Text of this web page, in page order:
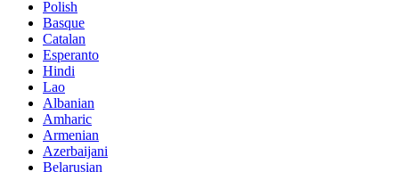
Polish
Basque
Catalan
Esperanto
Hindi
Lao
Albanian
Amharic
Armenian
Azerbaijani
Belarusian